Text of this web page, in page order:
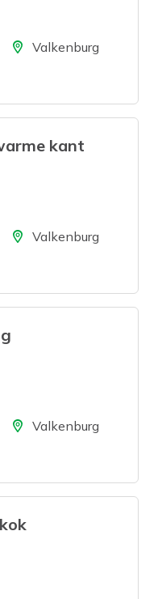
LocatieValkenburg
kant
LocatieValkenburg
LocatieValkenburg